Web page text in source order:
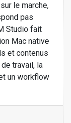
le marche,
pas
Studio fait
Mac native
et contenus
travail, la
un workflow